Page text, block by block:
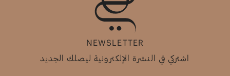
NEWSLETTER
اشتركي في النشرة الإلكترونية ليصلك الجديد